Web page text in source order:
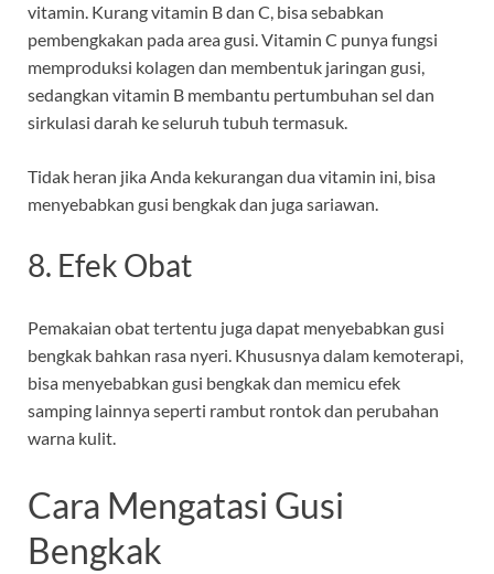
vitamin. Kurang vitamin B dan C, bisa sebabkan
pembengkakan pada area gusi. Vitamin C punya fungsi
memproduksi kolagen dan membentuk jaringan gusi,
sedangkan vitamin B membantu pertumbuhan sel dan
sirkulasi darah ke seluruh tubuh termasuk.
Tidak heran jika Anda kekurangan dua vitamin ini, bisa
menyebabkan gusi bengkak dan juga sariawan.
8. Efek Obat
Pemakaian obat tertentu juga dapat menyebabkan gusi
bengkak bahkan rasa nyeri. Khususnya dalam kemoterapi,
bisa menyebabkan gusi bengkak dan memicu efek
samping lainnya seperti rambut rontok dan perubahan
warna kulit.
Cara Mengatasi Gusi
Bengkak